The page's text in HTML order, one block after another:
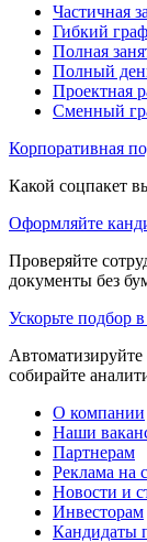
Частичная
Гибкий
Полная
Полный
Проектная
Сменный
Корпоративная
Какой соцпакет
Оформляйте
Проверяйте
документы без
Ускорьте подбор
Автоматизируйте
собирайте
О компании
Наши
Партнерам
Реклама на
Новости и
Инвесторам
Кандидаты